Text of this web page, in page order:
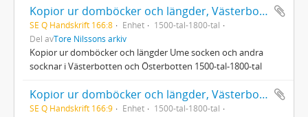
Kopior ur domböcker och längder, Västerbotten och Österbotten 1500-tal-1800-tal
SE Q Handskrift 166:8 Enhet
1500-tal-1800-tal
Del avTore Nilssons arkiv
Kopior ur domböcker och längder Ume socken och andra
socknar i Västerbotten och Österbotten 1500-tal-1800-tal
Kopior ur domböcker och längder, Västerbotten 1500-tal-1800-tal
SE Q Handskrift 166:9 Enhet
1500-tal-1800-tal